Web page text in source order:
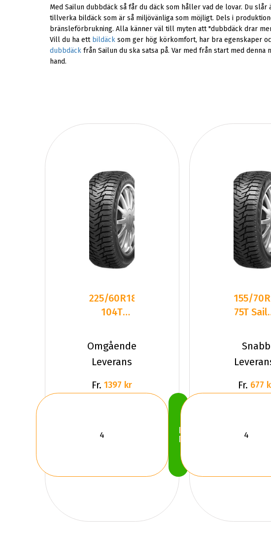
Med Sailun dubbdäck så får du däck som håller vad de lovar. Du
tillverka bildäck som är så miljövänliga som möjligt. Dels i
bränsleförbrukning. Alla känner väl till myten att "dubbdäck drar
Vill du ha ett bildäcksom ger hög körkomfort, har bra egenskaper
dubbdäckfrån Sailun du ska satsa på. Var med från start med
hand.
225/60R18
104T
BLAZER
WST3 X
Omgående
Leverans
Fr. 1397 kr
Köp
Nu
155/
75T
BLAZER
WST3 Du
Snabb
Fr. 677